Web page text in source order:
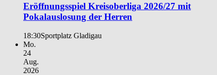
Eröffnungsspiel Kreisoberliga 2026/27 mit
Pokalauslosung der Herren
18:30Sportplatz Gladigau
Mo.
24
Aug.
2026